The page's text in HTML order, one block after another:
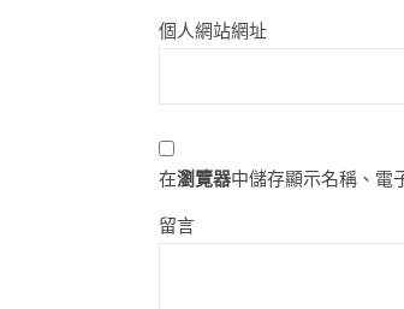
個人網站網址
在瀏覽器中儲存顯示名稱、電
留言